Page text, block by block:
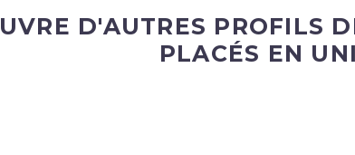
D'AUTRES PROFILS
PLACÉS EN